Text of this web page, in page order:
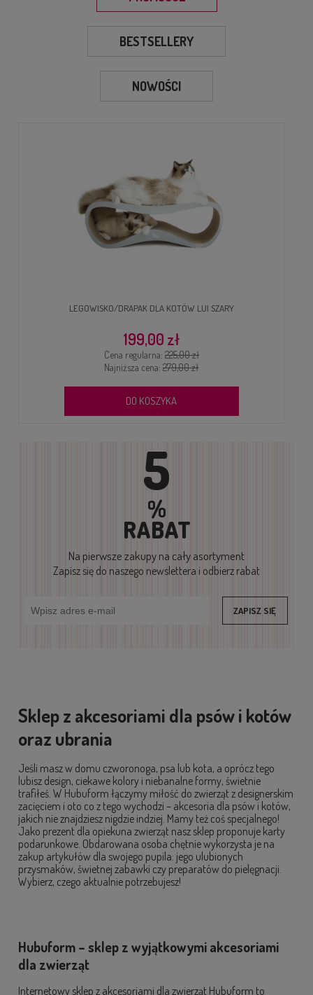
BESTSELLERY
NOWOŚCI
LEGOWISKO/DRAPAK DLA KOTÓW LUI SZARY
199,00 zł
Cena regularna: 225,00 zł
Najniższa cena: 279,00 zł
DO KOSZYKA
5
%
RABAT
Na pierwsze zakupyna cały asortyment
Zapisz się do naszego newslettera i odbierz rabat
ZAPISZ SIĘ
Sklep z akcesoriami dla psów i kotów
oraz ubrania
Jeśli masz w domu czworonoga, psa lub kota, a oprócz tego
lubisz design, ciekawe kolory i niebanalne formy, świetnie
trafiłeś. W Hubuform łączymy miłość do zwierząt z designerskim
zacięciem i oto co z tego wychodzi – akcesoria dla psów i kotów,
jakich nie znajdziesz nigdzie indziej. Mamy też coś specjalnego!
Jako prezent dla opiekuna zwierząt nasz sklep proponuje karty
podarunkowe. Obdarowana osoba chętnie wykorzysta je na
zakup artykułów dla swojego pupila: jego ulubionych
przysmaków, świetnej zabawki czy preparatów do pielęgnacji.
Wybierz, czego aktualnie potrzebujesz!
Hubuform – sklep z wyjątkowymi akcesoriami
dla zwierząt
Internetowy sklep z akcesoriami dla zwierząt Hubuform to